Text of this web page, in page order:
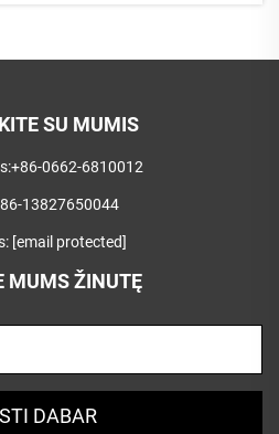
SU MUMIS
+86-0662-6810012
13827650044
[email protected]
MUMS ŽINUTĘ
DABAR